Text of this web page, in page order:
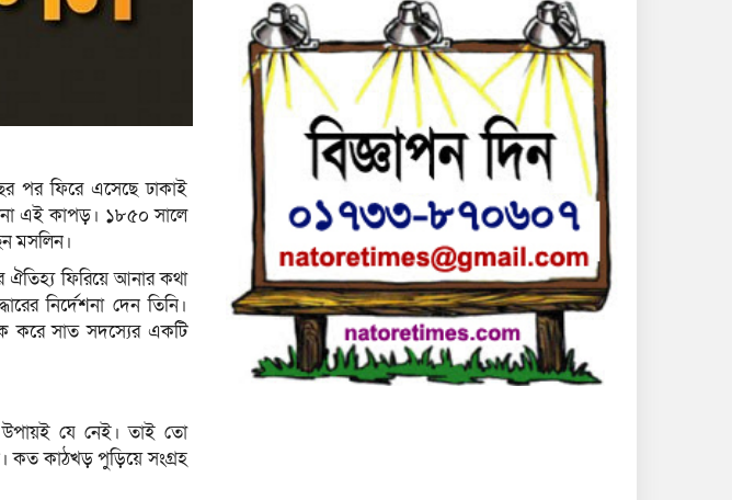
পর ফিরে এসেছে ঢাকাই
এই কাপড়। ১৮৫০ সালে
মসলিন।
ঐতিহ্য ফিরিয়ে আনার কথা
নির্দেশনা দেন তিনি।
করে সাত সদস্যের একটি
উপায়ই যে নেই। তাই তো
কত কাঠখড় পুড়িয়ে সংগ্রহ
‘দেশে বৈষম্যহীন সমাজ প্রতিষ্ঠা
হলেই আমার সন্তানের আত্মদান
সার্থক হবে’- শহিদ মানিকের
বাবা
লা লিগা: দারুণভাবে ফিরে
এসেও মাদ্রিদের সাথে পেরে
উঠেনি আলাভেস
দশ বছরের জয়খরা কাটিয়ে
বিশ্বকাপের সেমিফাইনালে
খেলার স্বপ্ন বাংলাদেশের
ফের নিষ্ক্রিয় জিমেইল
অ্যাকাউন্ট বন্ধের সিদ্ধান্ত